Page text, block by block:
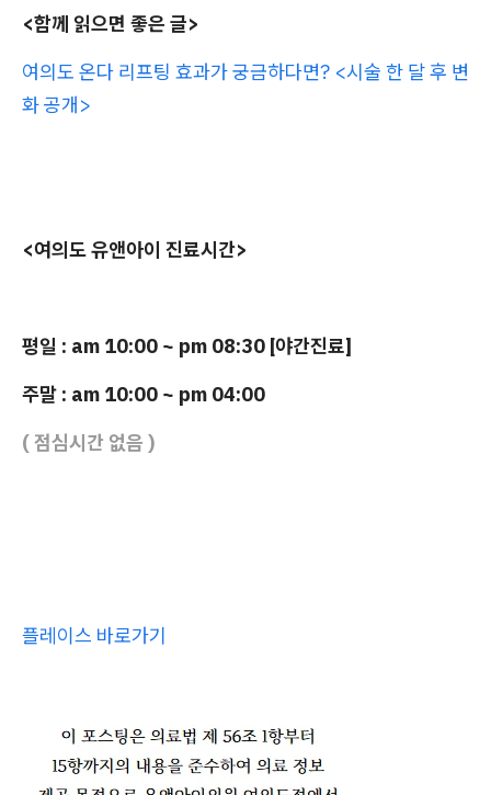
<함께 읽으면 좋은 글>
여의도 온다 리프팅 효과가 궁금하다면? <시술 한 달 후 변
화 공개>
<여의도 유앤아이 진료시간>
평일 : am 10:00 ~ pm 08:30 [야간진료]
주말 : am 10:00 ~ pm 04:00
( 점심시간 없음 )
플레이스 바로가기